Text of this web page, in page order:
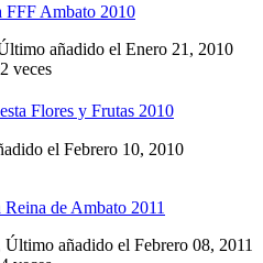
FFF Ambato 2010
añadido el Enero 21, 2010
veces
Flores y Frutas 2010
el Febrero 10, 2010
de Ambato 2011
añadido el Febrero 08, 2011